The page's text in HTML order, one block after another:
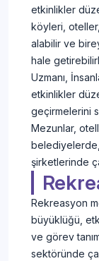
etkinlikler
köyleri,
alabilir ve
hale
Uzmanı,
etkinlikler
geçirmelerini
Mezunlar,
şirketlerinde
Rekreasyon
büyüklüğü,
ve görev
sektöründe